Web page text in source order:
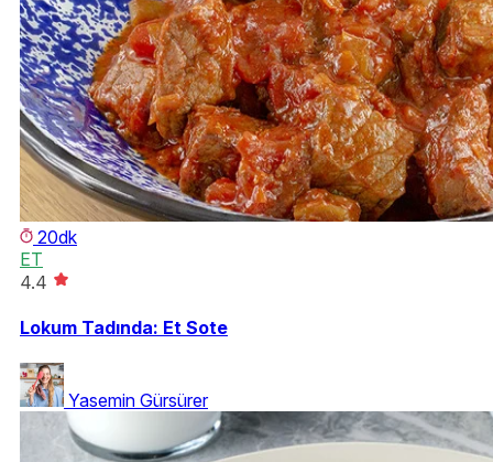
20dk
ET
4.4
Lokum Tadında: Et Sote
Yasemin Gürsürer